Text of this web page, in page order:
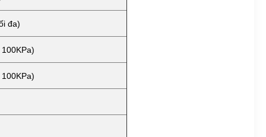
đa)